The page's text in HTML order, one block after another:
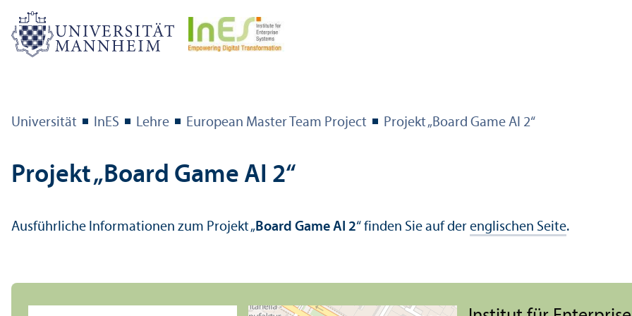
Universität InES Lehre European Master Team Project Projekt „Board Game AI 2“
Projekt „Board Game AI 2“
Ausführliche Informationen zum Projekt „Board Game AI 2“ finden Sie auf der englischen Seite.